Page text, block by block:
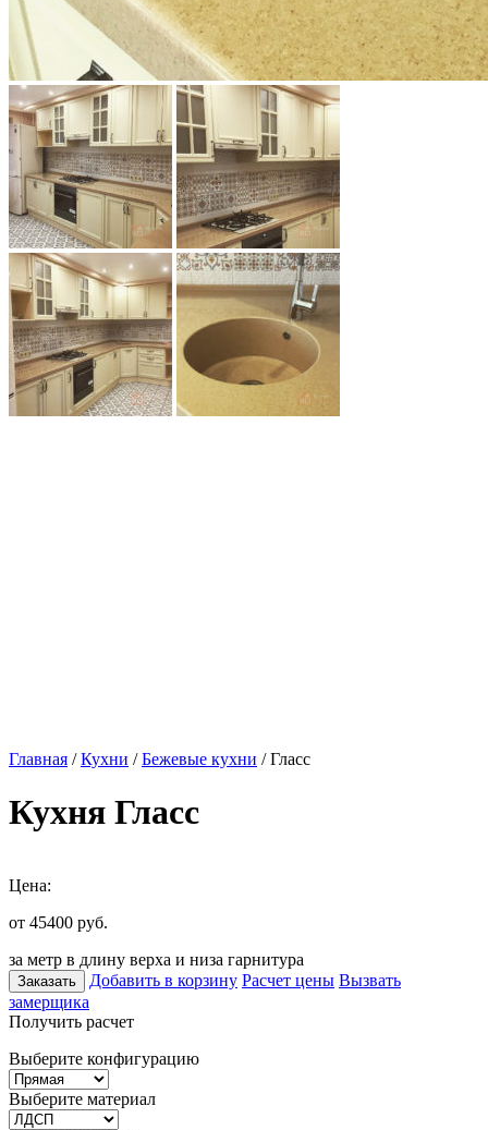
Главная /Кухни /Бежевые кухни / Гласс
Кухня Гласс
Цена:
от 45400 руб.
за метр в длину верха и низа гарнитура
Заказать Добавить в корзину Расчет цены Вызвать
замерщика
Получить расчет
Выберите конфигурацию
Выберите материал